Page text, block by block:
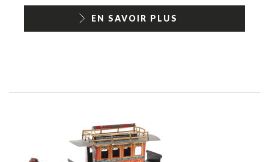
EN SAVOIR PLUS